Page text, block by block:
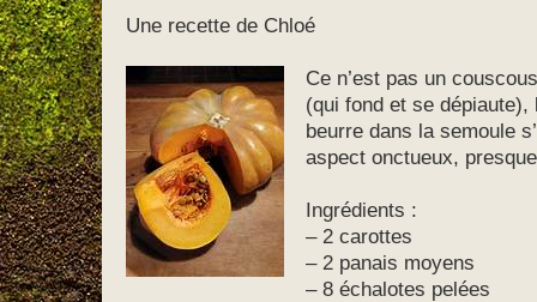
Une recette de Chloé
Ce n’est pas un
(qui fond et se
beurre dans la semoule
aspect onctueux,
Ingrédients :
– 2 carottes
– 2 panais moyens
– 8 échalotes pelées